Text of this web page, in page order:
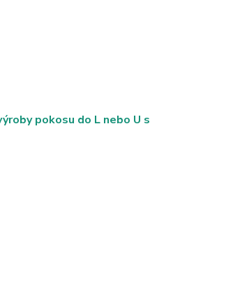
pokosu do L nebo U s